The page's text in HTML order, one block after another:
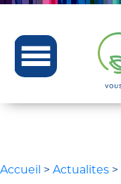
Accueil > Actualites >